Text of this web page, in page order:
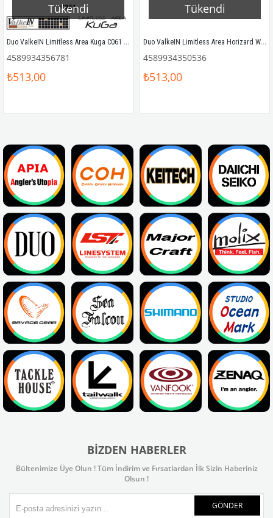
Tükendi
Duo ValkeIN Limitless Area Kuga C061 Full Orange
4589934356781
₺513,00
Tükendi
Duo ValkeIN Limitless Area Horizard Wi M027 Mat Pink Glow
4589934350536
₺513,00
BIZDEN HABERLER
Bültenimize Üye Olun ! Tüm İndirim ve Fırsatlardan İlk Sizin Haberiniz
Olsun !
GÖNDER